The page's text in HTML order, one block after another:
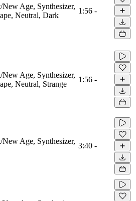
Age, Synthesizer,
Neutral, Dark
1:56 -
Age, Synthesizer,
Neutral, Strange
1:56 -
Age, Synthesizer,
3:40 -